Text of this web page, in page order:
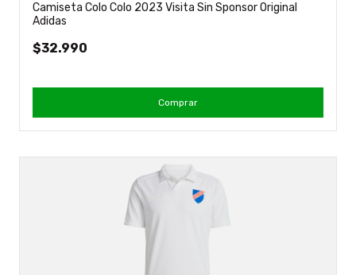
Camiseta Colo Colo 2023 Visita Sin Sponsor Original
Adidas
$32.990
Comprar